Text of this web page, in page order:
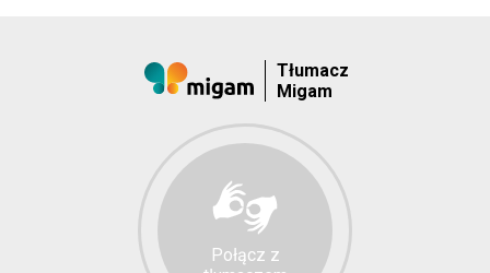
Tłumacz
Migam
Połącz z